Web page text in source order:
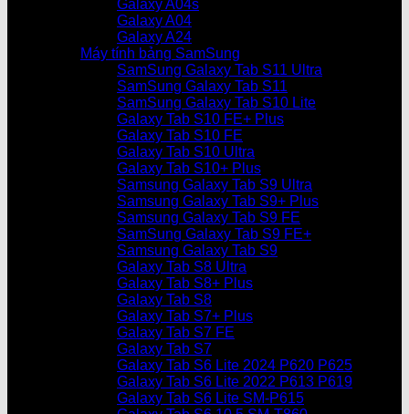
Galaxy A04s
Galaxy A04
Galaxy A24
Máy tính bảng SamSung
SamSung Galaxy Tab S11 Ultra
SamSung Galaxy Tab S11
SamSung Galaxy Tab S10 Lite
Galaxy Tab S10 FE+ Plus
Galaxy Tab S10 FE
Galaxy Tab S10 Ultra
Galaxy Tab S10+ Plus
Samsung Galaxy Tab S9 Ultra
Samsung Galaxy Tab S9+ Plus
Samsung Galaxy Tab S9 FE
SamSung Galaxy Tab S9 FE+
Samsung Galaxy Tab S9
Galaxy Tab S8 Ultra
Galaxy Tab S8+ Plus
Galaxy Tab S8
Galaxy Tab S7+ Plus
Galaxy Tab S7 FE
Galaxy Tab S7
Galaxy Tab S6 Lite 2024 P620 P625
Galaxy Tab S6 Lite 2022 P613 P619
Galaxy Tab S6 Lite SM-P615